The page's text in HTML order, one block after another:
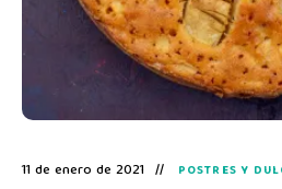
11 de enero de 2021 POSTRES Y